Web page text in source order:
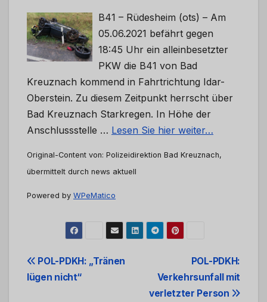
B41 – Rüdesheim (ots) – Am
05.06.2021 befährt gegen
18:45 Uhr ein alleinbesetzter
PKW die B41 von Bad
Kreuznach kommend in Fahrtrichtung Idar-
Oberstein. Zu diesem Zeitpunkt herrscht über
Bad Kreuznach Starkregen. In Höhe der
Anschlussstelle … Lesen Sie hier weiter…
Original-Content von: Polizeidirektion Bad Kreuznach,
übermittelt durch news aktuell
Powered by WPeMatico
Beitrags-
Navigation
POL-PDKH:
Verkehrsunfall mit
verletzter Person
POL-PDKH: „Tränen
lügen nicht“